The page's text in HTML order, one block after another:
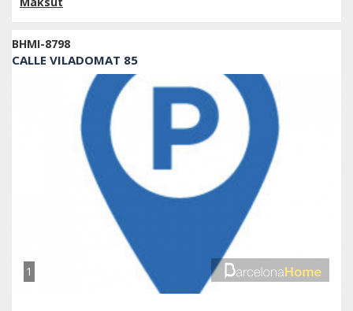
BHMI-8798
CALLE VILADOMAT 85
1